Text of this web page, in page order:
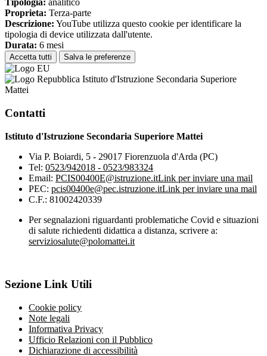
Tipologia: analitico
Proprieta: Terza-parte
Descrizione: YouTube utilizza questo cookie per identificare la
tipologia di device utilizzata dall'utente.
Durata: 6 mesi
Accetta tutti Salva le preferenze
Istituto d'Istruzione Secondaria Superiore
Mattei
Contatti
Istituto d'Istruzione Secondaria Superiore Mattei
Via P. Boiardi, 5 - 29017 Fiorenzuola d'Arda (PC)
Tel: 0523/942018 - 0523/983324
Email: PCIS00400E@istruzione.itLink per inviare una mail
PEC: pcis00400e@pec.istruzione.itLink per inviare una mail
C.F.: 81002420339
Per segnalazioni riguardanti problematiche Covid e situazioni
di salute richiedenti didattica a distanza, scrivere a:
serviziosalute@polomattei.it
Sezione Link Utili
Cookie policy
Note legali
Informativa Privacy
Ufficio Relazioni con il Pubblico
Dichiarazione di accessibilità